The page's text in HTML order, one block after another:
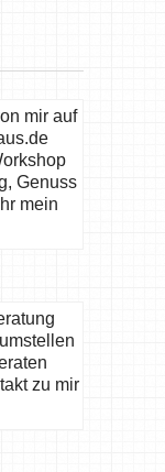
Genuss
mein
zu mir